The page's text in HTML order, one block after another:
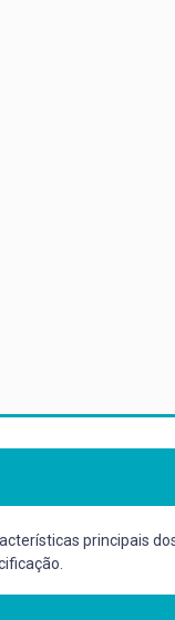
principais